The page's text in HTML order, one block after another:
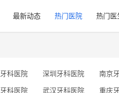
最新动态 热门医院 热门医
科医院 深圳牙科医院 南京
科医院 武汉牙科医院 重庆